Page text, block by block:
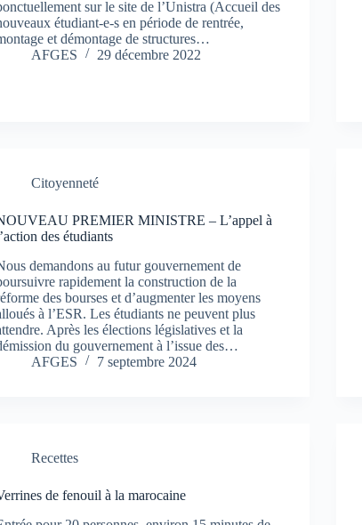
sur le site de l’Unistra (Accueil des
étudiant-e-s en période de rentrée,
et démontage de structures…
AFGES
29 décembre 2022
Citoyenneté
PREMIER MINISTRE – L’appel à
des étudiants
demandons au futur gouvernement de
rapidement la construction de la
des bourses et d’augmenter les moyens
à l’ESR. Les étudiants ne peuvent plus
Après les élections législatives et la
du gouvernement à l’issue des…
AFGES
7 septembre 2024
Recettes
de fenouil à la marocaine